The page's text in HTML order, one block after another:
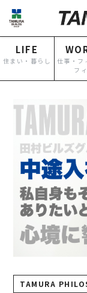
LIFE
住まい・暮らし
仕事・フ
フィ
HOME
NEWS
IR情報
TOPICS
個人情報保護方針
反社会的勢力に対
針
カスタマーハラス
する基本方針
お問い合わせ
専用請求書
事業案内
TAMURA